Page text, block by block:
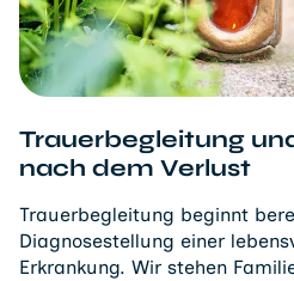
Trauerbegleitung
nach dem Verlust
Trauerbegleitung beginnt
Diagnosestellung einer
Erkrankung. Wir stehen